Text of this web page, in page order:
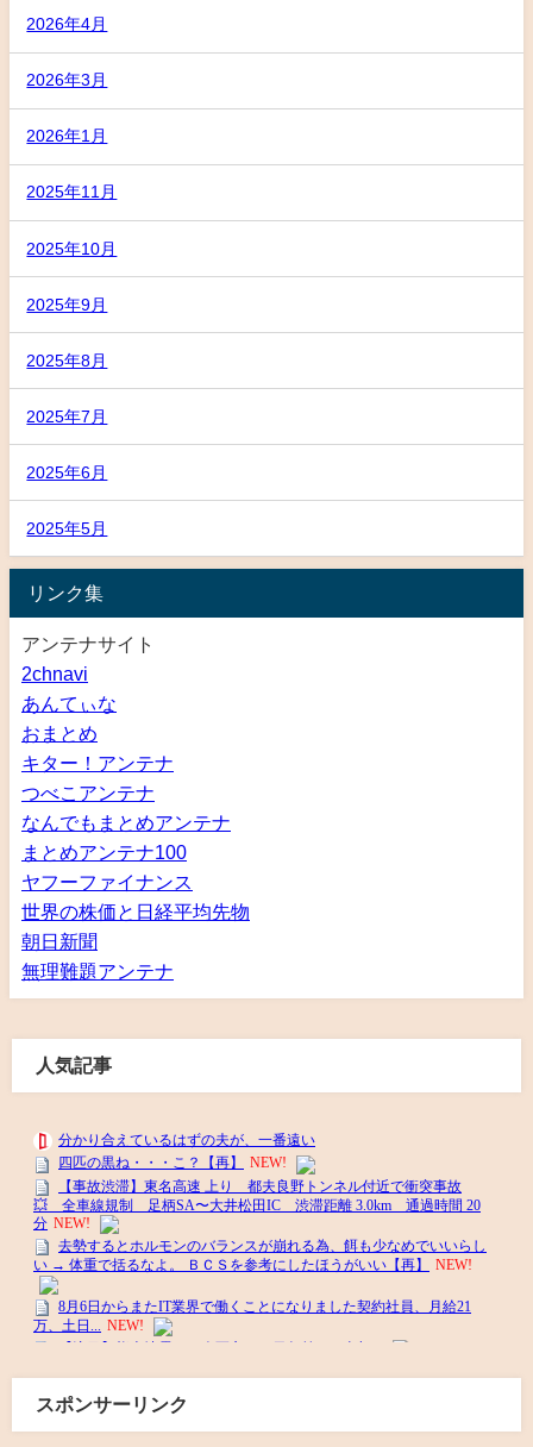
2026年4月
2026年3月
2026年1月
2025年11月
2025年10月
2025年9月
2025年8月
2025年7月
2025年6月
2025年5月
リンク集
アンテナサイト
2chnavi
あんてぃな
おまとめ
キター！アンテナ
つべこアンテナ
なんでもまとめアンテナ
まとめアンテナ100
ヤフーファイナンス
世界の株価と日経平均先物
朝日新聞
無理難題アンテナ
人気記事
スポンサーリンク